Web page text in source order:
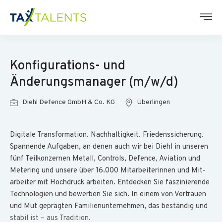
Konfigurations- und
Änderungsmanager (m/w/d)
Diehl Defence GmbH & Co. KG Überlingen
Digitale Trans­formation. Nach­haltig­keit. Friedens­sicherung.
Spannende Aufgaben, an denen auch wir bei Diehl in unseren
fünf Teil­konzernen Metall, Controls, Defence, Aviation und
Metering und unsere über 16.000 Mit­arbeiter­innen und Mit­
arbeiter mit Hochdruck arbeiten. Entdecken Sie faszinierende
Techno­logien und bewerben Sie sich. In einem von Vertrauen
und Mut geprägten Familien­unter­nehmen, das beständig und
stabil ist – aus Tradition.